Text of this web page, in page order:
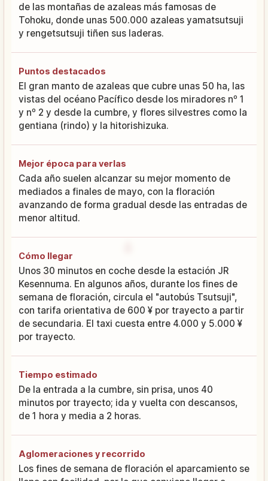
de las montañas de azaleas más famosas de
Tohoku, donde unas 500.000 azaleas yamatsutsuji
y rengetsutsuji tiñen sus laderas.
Puntos destacados
El gran manto de azaleas que cubre unas 50 ha, las
vistas del océano Pacífico desde los miradores nº 1
y nº 2 y desde la cumbre, y flores silvestres como la
gentiana (rindo) y la hitorishizuka.
Mejor época para verlas
Cada año suelen alcanzar su mejor momento de
mediados a finales de mayo, con la floración
avanzando de forma gradual desde las entradas de
menor altitud.
Cómo llegar
Unos 30 minutos en coche desde la estación JR
Kesennuma. En algunos años, durante los fines de
semana de floración, circula el "autobús Tsutsuji",
con tarifa orientativa de 600 ¥ por trayecto a partir
de secundaria. El taxi cuesta entre 4.000 y 5.000 ¥
por trayecto.
Tiempo estimado
De la entrada a la cumbre, sin prisa, unos 40
minutos por trayecto; ida y vuelta con descansos,
de 1 hora y media a 2 horas.
Aglomeraciones y recorrido
Los fines de semana de floración el aparcamiento se